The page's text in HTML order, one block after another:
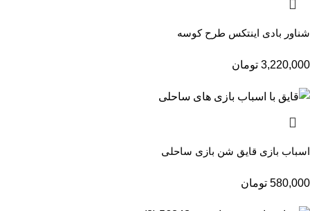
شناور بادی اینتکس طرح کوسه
3,220,000 تومان
اسباب بازی قایق شن بازی ساحلی
580,000 تومان